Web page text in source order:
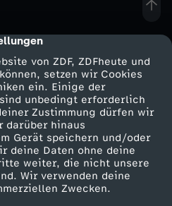
von ZDF, ZDFheute und
setzen wir Cookies
ein. Einige der
unbedingt erforderlich
Zustimmung dürfen wir
darüber hinaus
Gerät speichern und/oder
deine Daten ohne deine
weiter, die nicht unsere
Wir verwenden deine
Zwecken.
Service
ZDFmitreden
Kontakt zum ZDF
Tickets